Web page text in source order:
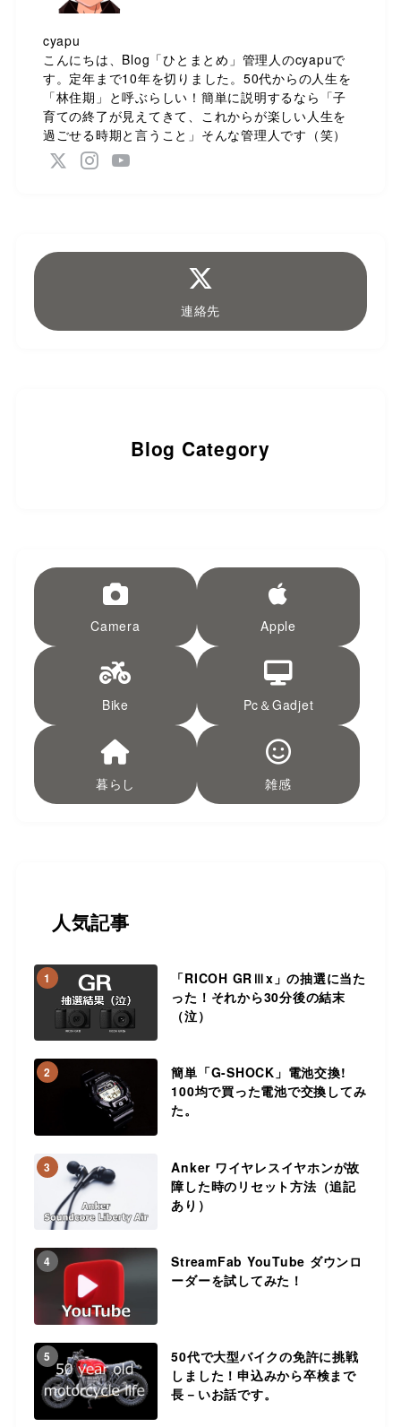
cyapu
こんにちは、Blog「ひとまとめ」管理人のcyapuで
す。定年まで10年を切りました。50代からの人生を
「林住期」と呼ぶらしい！簡単に説明するなら「子
育ての終了が見えてきて、これからが楽しい人生を
過ごせる時期と言うこと」そんな管理人です（笑）
連絡先
Blog Category
Camera Apple
Bike Pc＆Gadjet
暮らし 雑感
人気記事
1
「RICOH GRⅢx」の抽選に当た
った！それから30分後の結末
（泣）
2
簡単「G-SHOCK」電池交換!
100均で買った電池で交換してみ
た。
3
Anker ワイヤレスイヤホンが故
障した時のリセット方法（追記
あり）
4
StreamFab YouTube ダウンロ
ーダーを試してみた！
5
50代で大型バイクの免許に挑戦
しました！申込みから卒検まで
長－いお話です。